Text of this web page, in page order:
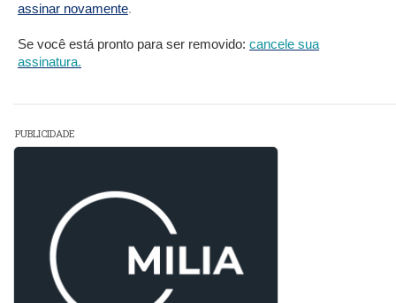
assinar novamente.
Se você está pronto para ser removido: cancele sua
assinatura.
PUBLICIDADE